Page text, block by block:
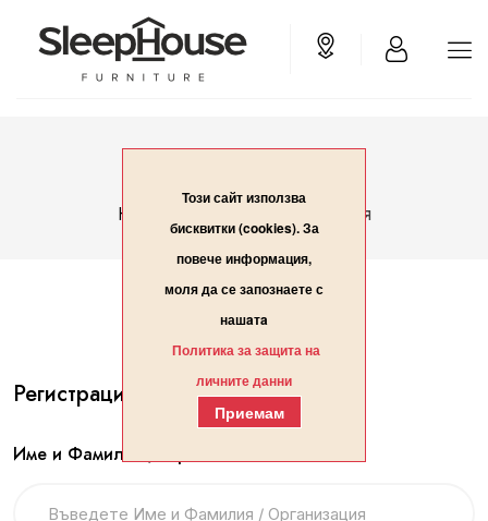
Начало Вход/Регистрация
Регистрация
Име и Фамилия / Организация*
Този сайт използва
бисквитки (cookies). За
повече информация,
моля да се запознаете с
нашaтa
Политика за защита на
личните данни
Приемам